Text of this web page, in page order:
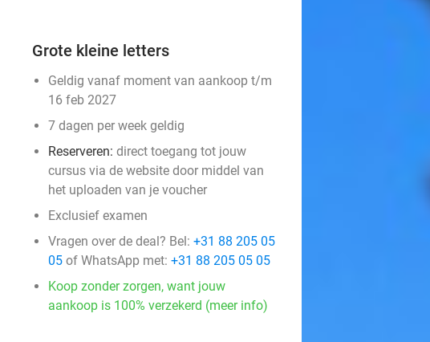
Grote kleine letters
Geldig vanaf moment van aankoop t/m
16 feb 2027
7 dagen per week geldig
​Reserveren: direct toegang tot jouw
cursus via de website door middel van
het uploaden van je voucher
Exclusief examen
Vragen over de deal? Bel: +31 88 205 05
05 of WhatsApp met: +31 88 205 05 05
Koop zonder zorgen, want jouw
aankoop is 100% verzekerd (meer info)